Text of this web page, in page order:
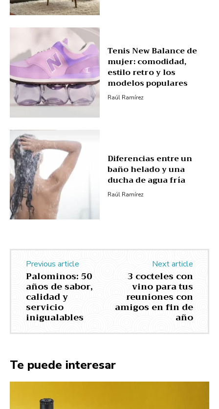
Tenis New Balance de
mujer: comodidad,
estilo retro y los
modelos populares
Raúl Ramírez
Diferencias entre un
baño helado y una
ducha de agua fría
Raúl Ramírez
Previous article
Palominos: 50
años de sabor,
calidad y
servicio
inigualables
Next article
3 cocteles con
vino para tus
reuniones con
amigos en fin de
año
Te puede interesar